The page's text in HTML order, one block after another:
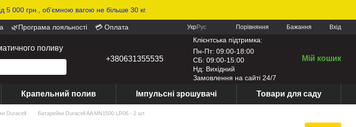
грн., обʼємною вагою не більше 30 кг.
🌿Програма лояльності
💳 Оплата
УкрРус Порівняння Бажання Вхід
поливу
+380631355535
Клієнтська підтримка:
Пн-Пт: 09:00-18:00
СБ: 09:00-15:00
Нд: Вихідний
Замовлення на сайті 24/7
Мій кошик
Крапельний полив Імпульсні зрошувачі Товари для саду
Duracell Батарейки Duracell AA MN1500 LR06 - 2 шт.